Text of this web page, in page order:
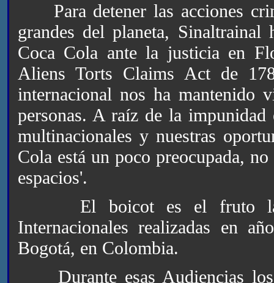
Para detener las acciones
grandes del planeta, Sinaltrainal
Coca Cola ante la justicia en
Aliens Torts Claims Act de
internacional nos ha mantenido
personas. A raíz de la
multinacionales y nuestras
Cola está un poco preocupada,
espacios'.
El boicot es el fruto
Internacionales realizadas en
Bogotá, en Colombia.
Durante esas Audiencias